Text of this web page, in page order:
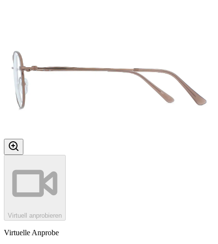
Virtuell anprobieren
Virtuelle Anprobe